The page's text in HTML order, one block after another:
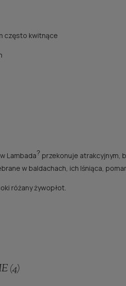
często kwitnące
Lambada? przekonuje atrakcyjnym,
w baldachach, ich lśniąca,
różany żywopłot.
(4)